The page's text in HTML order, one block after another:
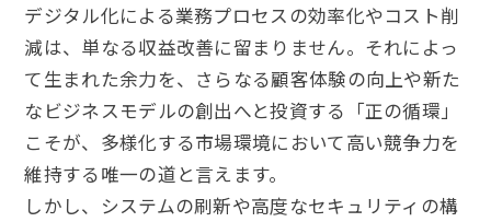
デジタル化による業務プロセスの効率化やコスト削
減は、単なる収益改善に留まりません。それによっ
て生まれた余力を、さらなる顧客体験の向上や新た
なビジネスモデルの創出へと投資する「正の循環」
こそが、多様化する市場環境において高い競争力を
維持する唯一の道と言えます。
しかし、システムの刷新や高度なセキュリティの構